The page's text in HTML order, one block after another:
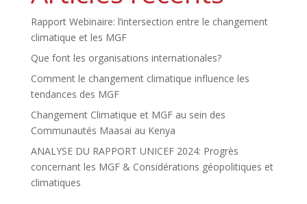
Rapport Webinaire: l’intersection entre le changement
climatique et les MGF
Que font les organisations internationales?
Comment le changement climatique influence les
tendances des MGF
Changement Climatique et MGF au sein des
Communautés Maasai au Kenya
ANALYSE DU RAPPORT UNICEF 2024: Progrès
concernant les MGF & Considérations géopolitiques et
climatiques